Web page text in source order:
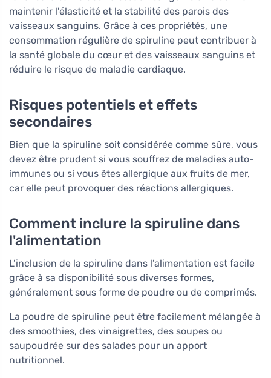
maintenir l'élasticité et la stabilité des parois des
vaisseaux sanguins. Grâce à ces propriétés, une
consommation régulière de spiruline peut contribuer à
la santé globale du cœur et des vaisseaux sanguins et
réduire le risque de maladie cardiaque.
Risques potentiels et effets
secondaires
Bien que la spiruline soit considérée comme sûre, vous
devez être prudent si vous souffrez de maladies auto-
immunes ou si vous êtes allergique aux fruits de mer,
car elle peut provoquer des réactions allergiques.
Comment inclure la spiruline dans
l'alimentation
L’inclusion de la spiruline dans l’alimentation est facile
grâce à sa disponibilité sous diverses formes,
généralement sous forme de poudre ou de comprimés.
La poudre de spiruline peut être facilement mélangée à
des smoothies, des vinaigrettes, des soupes ou
saupoudrée sur des salades pour un apport
nutritionnel.